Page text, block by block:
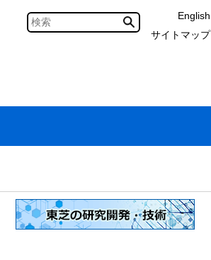
English
サイトマップ